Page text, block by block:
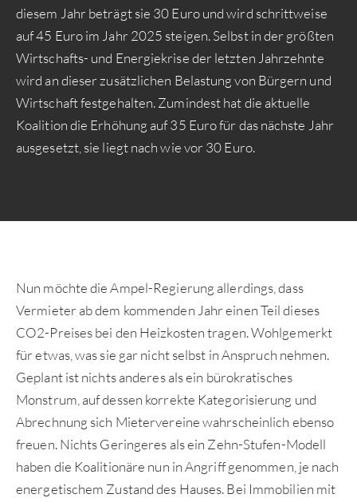
diesem Jahr beträgt sie 30 Euro und wird schrittweise
auf 45 Euro im Jahr 2025 steigen. Selbst in der größten
Wirtschafts- und Energiekrise der letzten Jahrzehnte
wird an dieser zusätzlichen Belastung von Bürgern und
Wirtschaft festgehalten. Zumindest hat die aktuelle
Koalition die Erhöhung auf 35 Euro für das nächste Jahr
ausgesetzt, sie liegt nach wie vor 30 Euro.
Nun möchte die Ampel-Regierung allerdings, dass
Vermieter ab dem kommenden Jahr einen Teil dieses
CO2-Preises bei den Heizkosten tragen. Wohlgemerkt
für etwas, was sie gar nicht selbst in Anspruch nehmen.
Geplant ist nichts anderes als ein bürokratisches
Monstrum, auf dessen korrekte Kategorisierung und
Abrechnung sich Mietervereine wahrscheinlich ebenso
freuen. Nichts Geringeres als ein Zehn-Stufen-Modell
haben die Koalitionäre nun in Angriff genommen, je nach
energetischem Zustand des Hauses. Bei Immobilien mit